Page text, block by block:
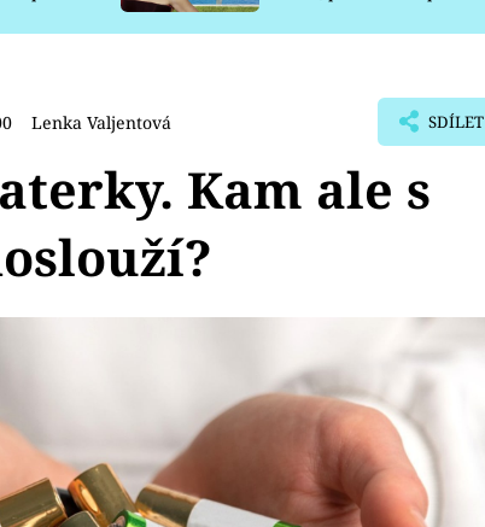
Lenka Valjentová SDÍLET
Kam ale s